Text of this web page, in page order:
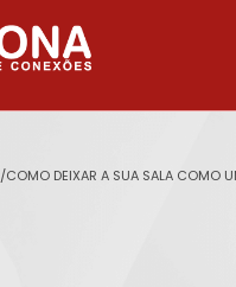
/COMO DEIXAR A SUA SALA COMO